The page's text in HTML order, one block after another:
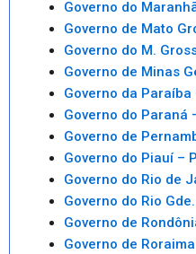
Governo do
Governo de Mato
Governo do M.
Governo de Minas
Governo da Paraíba
Governo do Paraná
Governo de
Governo do Piauí –
Governo do Rio de
Governo do Rio
Governo de
Governo de Roraima